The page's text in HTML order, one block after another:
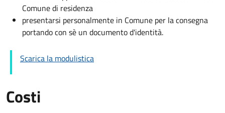
Comune di residenza
presentarsi personalmente in Comune per la consegna
portando con sè un documento d'identità.
Scarica la modulistica
Costi